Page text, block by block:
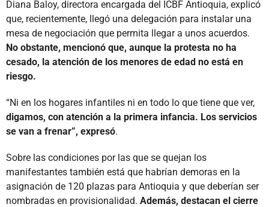
Diana Baloy, directora encargada del ICBF Antioquia, explicó
que, recientemente, llegó una delegación para instalar una
mesa de negociación que permita llegar a unos acuerdos.
No obstante, mencionó que, aunque la protesta no ha
cesado, la atención de los menores de edad no está en
riesgo.
“Ni en los hogares infantiles ni en todo lo que tiene que ver,
digamos, con atención a la primera infancia. Los servicios
se van a frenar”, expresó.
Sobre las condiciones por las que se quejan los
manifestantes también está que habrían demoras en la
asignación de 120 plazas para Antioquia y que deberían ser
nombradas en provisionalidad. Además, destacan el cierre